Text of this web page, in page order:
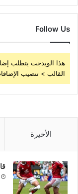
Follow Us
هذا الويدجت يتطلب
القالب > تنصيب
الأخيرة